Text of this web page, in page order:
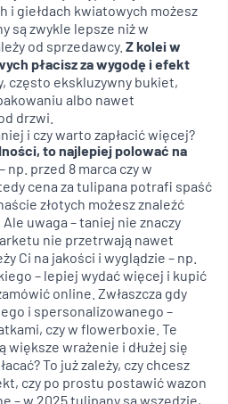
i giełdach kwiatowych możesz
są zwykle lepsze niż w
od sprzedawcy. Z kolei w
płacisz za wygodę i efekt
często ekskluzywny bukiet,
albo nawet
drzwi.
i czy warto zapłacić więcej?
to najlepiej polować na
– np. przed 8 marca czy w
cena za tulipana potrafi spaść
złotych możesz znaleźć
uwaga – taniej nie znaczy
nie przetrwają nawet
Ci na jakości i wyglądzie – np.
– lepiej wydać więcej i kupić
online. Zwłaszcza gdy
i spersonalizowanego –
czy w flowerboxie. Te
większe wrażenie i dłużej się
To już zależy, czy chcesz
czy po prostu postawić wazon
– w 2025 tulipany są wszędzie,